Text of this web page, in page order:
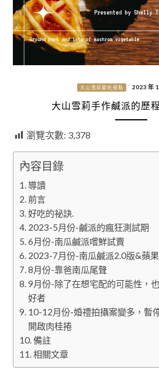
大山雪莉愛吃甜點 2023 年
大山雪莉手作鹹派的歷
瀏覽次數: 3,378
內容目錄
導讀
前言
好吃的祕訣.
2023-5月份-鹹派的瘋狂測試期
6月份-南瓜鹹派嚐鮮試賣
2023-7月份-南瓜鹹派2.0版&蘋
8月份-靠爸南瓜尾聲
9月份-除了在想宅配的可能性，
好者
10-12月份-婚禮拍攝案變多，暫
開啟肉桂捲
備註
相關文章